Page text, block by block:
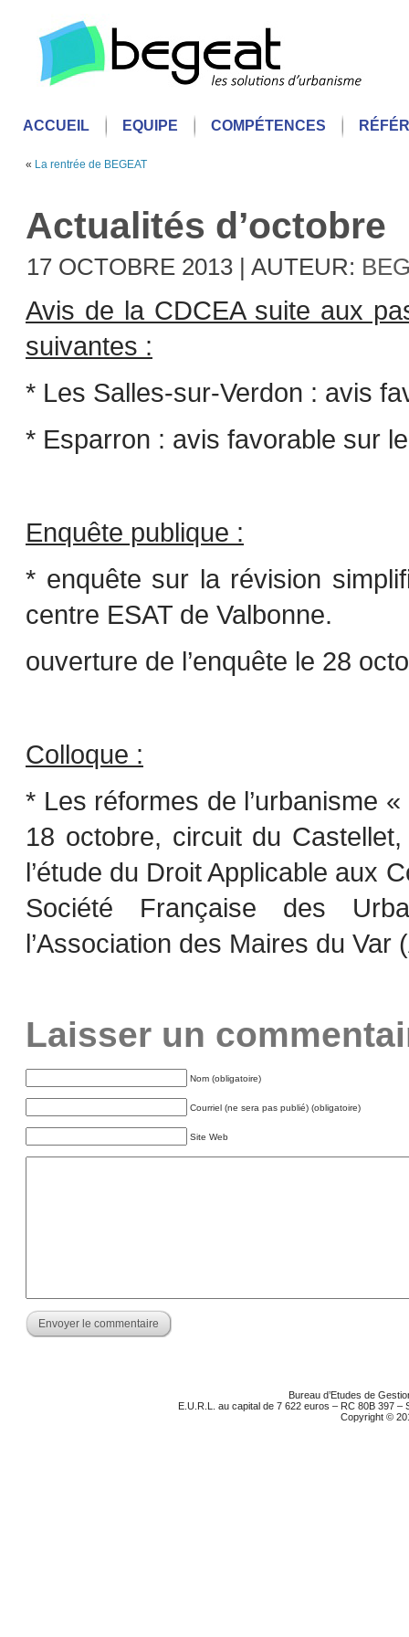
ACCUEIL EQUIPE COMPÉTENCES
« La rentrée de BEGEAT
Actualités d’octobre
17 OCTOBRE 2013 | AUTEUR:
Avis de la CDCEA suite aux
suivantes :
* Les Salles-sur-Verdon : avis
* Esparron : avis favorable sur
Enquête publique :
* enquête sur la révision
centre ESAT de Valbonne.
ouverture de l’enquête le 28
Colloque :
* Les réformes de l’urbanisme
18 octobre, circuit du
l’étude du Droit Applicable aux
Société Française des
l’Association des Maires du Var
Laisser un
Nom (obligatoire)
Courriel (ne sera pas publié) (obligatoire)
Site Web
Bureau d’Etudes de
E.U.R.L. au capital de 7 622 euros – RC 80B 397
Copyright ©